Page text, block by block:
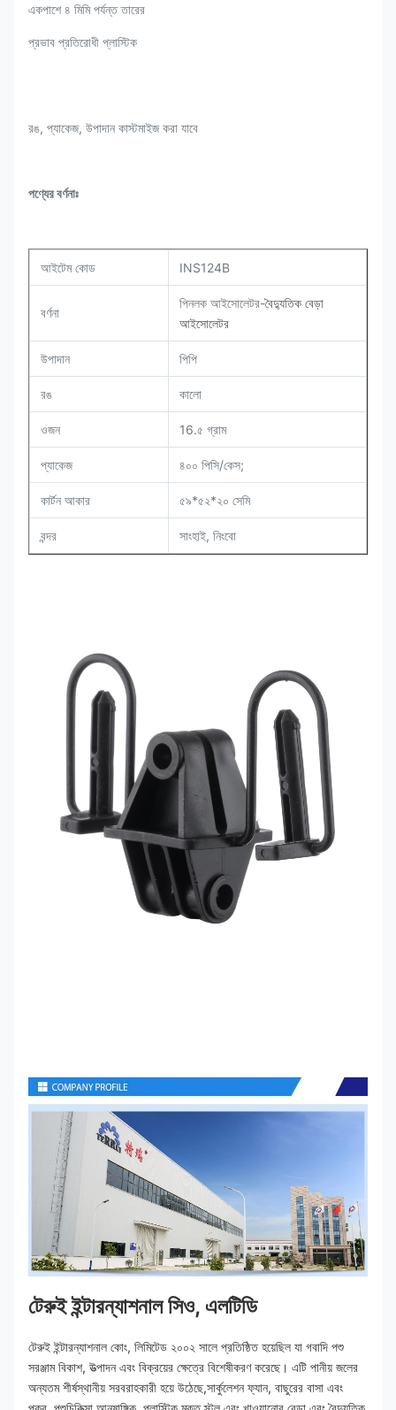
একপাশে ৪ মিমি পর্যন্ত তারের
প্রভাব প্রতিরোধী প্লাস্টিক
রঙ, প্যাকেজ, উপাদান কাস্টমাইজ করা যাবে
পণ্যের বর্ণনাঃ
আইটেম কোড INS124B
বর্ণনা
পিনলক আইসোলেটর-বৈদ্যুতিক বেড়া
আইসোলেটর
উপাদান পিপি
রঙ কালো
ওজন 16.৫ গ্রাম
প্যাকেজ ৪০০ পিসি/কেস;
কার্টন আকার ৫৯*৫২*২০ সেমি
বন্দর সাংহাই, নিংবো
টেরুই ইন্টারন্যাশনাল সিও, এলটিডি
টেরুই ইন্টারন্যাশনাল কোং, লিমিটেড ২০০২ সালে প্রতিষ্ঠিত হয়েছিল যা গবাদি পশু
সরঞ্জাম বিকাশ, উত্পাদন এবং বিক্রয়ের ক্ষেত্রে বিশেষীকরণ করেছে। এটি পানীয় জলের
অন্যতম শীর্ষস্থানীয় সরবরাহকারী হয়ে উঠেছে,সার্কুলেশন ফ্যান, বাছুরের বাসা এবং